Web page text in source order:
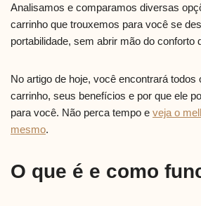
Analisamos e comparamos diversas
carrinho que trouxemos para você se
portabilidade, sem abrir mão do conforto
No artigo de hoje, você encontrará
carrinho, seus benefícios e por que ele
para você. Não perca tempo e veja o
mesmo.
O que é e como